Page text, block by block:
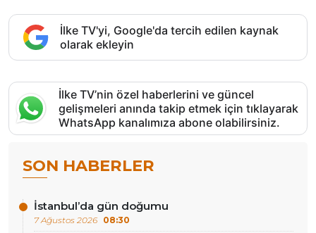
İlke TV'yi, Google'da tercih edilen kaynak
olarak ekleyin
İlke TV’nin özel haberlerini ve güncel
gelişmeleri anında takip etmek için tıklayarak
WhatsApp kanalımıza abone olabilirsiniz.
SON HABERLER
İstanbul’da gün doğumu
7 Ağustos 2026 08:30